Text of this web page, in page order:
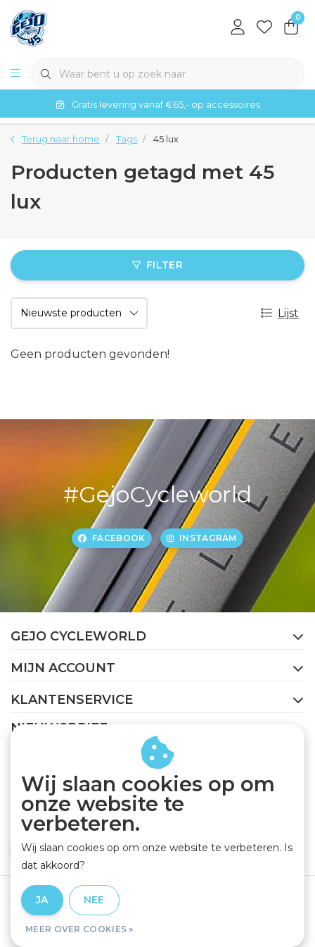
0
Gratis levering vanaf €65,- op accessoires
Terug naar home Tags 45 lux
Producten getagd met 45
lux
FILTER
Lijst
Geen producten gevonden!
#GejoCycleworld
FACEBOOK INSTAGRAM
GEJO CYCLEWORLD
MIJN ACCOUNT
KLANTENSERVICE
NIEUWSBRIEF
Abonneer je op onze nieuwsbrief om op de hoogte te
ABONNEER
Algemene voorwaarden
Wij slaan cookies op om
onze website te
verbeteren.
Wij slaan cookies op om onze website te verbeteren. Is
dat akkoord?
JA NEE
MEER OVER COOKIES »